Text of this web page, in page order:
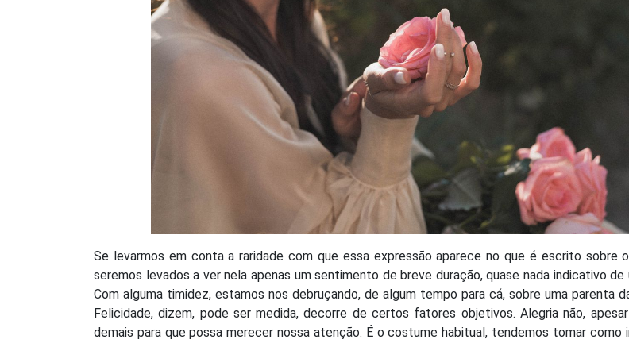
Se levarmos em conta a raridade com que essa expressão aparece no que é escrito sobre
seremos levados a ver nela apenas um sentimento de breve duração, quase nada indicativo de
Com alguma timidez, estamos nos debruçando, de algum tempo para cá, sobre uma parenta
Felicidade, dizem, pode ser medida, decorre de certos fatores objetivos. Alegria não,
demais para que possa merecer nossa atenção. É o costume habitual, tendemos tomar como